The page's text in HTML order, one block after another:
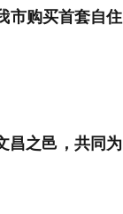
市购买首套自住
昌之邑，共同为